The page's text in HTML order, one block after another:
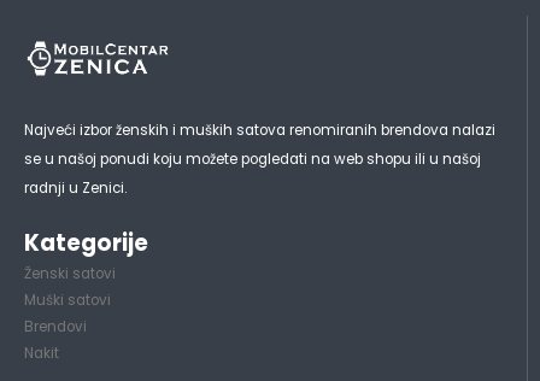
Najveći izbor ženskih i muških satova renomiranih brendova nalazi
se u našoj ponudi koju možete pogledati na web shopu ili u našoj
radnji u Zenici.
Kategorije
Ženski satovi
Muški satovi
Brendovi
Nakit